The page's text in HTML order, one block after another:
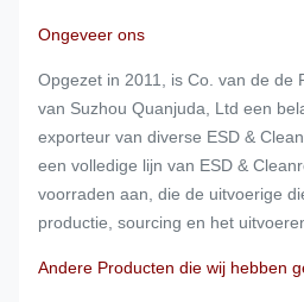
Ongeveer ons
Opgezet in 2011, is Co. van de de
van Suzhou Quanjuda, Ltd een
exporteur van diverse ESD &
een volledige lijn van ESD &
voorraden aan, die de uitvoerige
productie, sourcing en het
Andere Producten die wij hebben